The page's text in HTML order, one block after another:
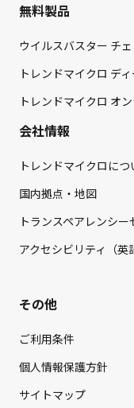
無料製品
ウイルスバスター チェ
トレンドマイクロ デ
トレンドマイクロ オ
会社情報
トレンドマイクロにつ
国内拠点・地図
トランスペアレンシー
アクセシビリティ（英
その他
ご利用条件
個人情報保護方針
サイトマップ